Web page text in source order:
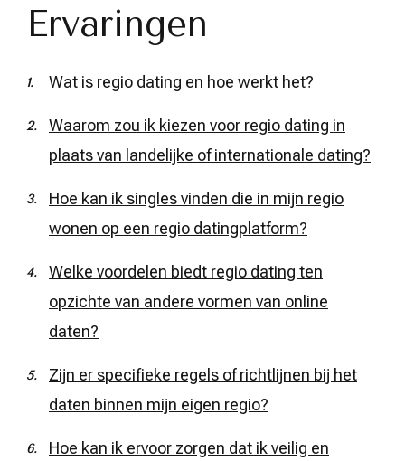
Ervaringen
Wat is regio dating en hoe werkt het?
Waarom zou ik kiezen voor regio dating in
plaats van landelijke of internationale dating?
Hoe kan ik singles vinden die in mijn regio
wonen op een regio datingplatform?
Welke voordelen biedt regio dating ten
opzichte van andere vormen van online
daten?
Zijn er specifieke regels of richtlijnen bij het
daten binnen mijn eigen regio?
Hoe kan ik ervoor zorgen dat ik veilig en